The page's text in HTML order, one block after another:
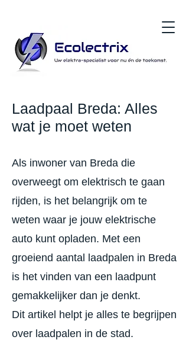
Laadpaal Breda: Alles
wat je moet weten
Als inwoner van Breda die
overweegt om elektrisch te gaan
rijden, is het belangrijk om te
weten waar je jouw elektrische
auto kunt opladen. Met een
groeiend aantal laadpalen in Breda
is het vinden van een laadpunt
gemakkelijker dan je denkt.
Dit artikel helpt je alles te begrijpen
over laadpalen in de stad.